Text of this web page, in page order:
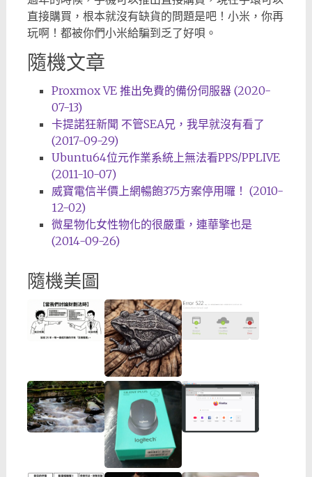
直接購買，根本就沒有缺貨的問題是吧！小米，你再
玩啊！都被你們小米給騙到乏了好唄。
隨機文章
Proxmox VE 推出免費的備份伺服器 (2020-
07-13)
卡提諾狂新聞 不管SEA兄，我早就沒有看了
(2017-09-29)
Ubuntu64位元作業系統上無法看PPS/PPLIVE
(2011-10-07)
威寶電信半價上網暢飽375方案停用囉！ (2010-
12-02)
微星物化女性物化的很嚴重，連華擎也是
(2014-09-26)
隨機美圖